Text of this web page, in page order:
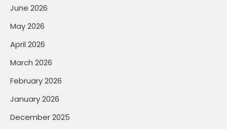
June 2026
May 2026
April 2026
March 2026
February 2026
January 2026
December 2025